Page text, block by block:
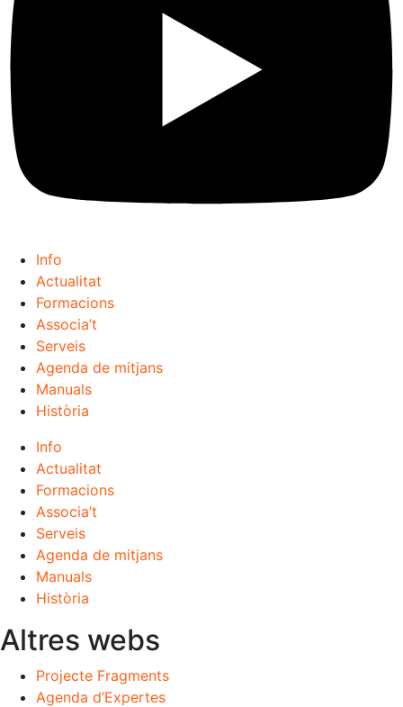
Info
Actualitat
Formacions
Associa’t
Serveis
Agenda de mitjans
Manuals
Història
Info
Actualitat
Formacions
Associa’t
Serveis
Agenda de mitjans
Manuals
Història
Altres webs
Projecte Fragments
Agenda d’Expertes